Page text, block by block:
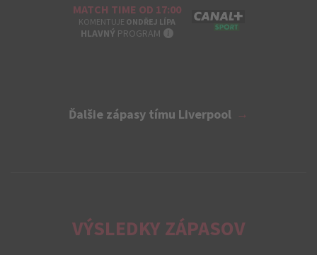
MATCH TIME OD 17:00
KOMENTUJE ONDŘEJ LÍPA
HLAVNÝ PROGRAM INFO
Ďalšie zápasy tímu Liverpool
VÝSLEDKY ZÁPASOV